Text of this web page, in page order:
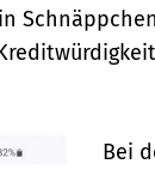
Bei